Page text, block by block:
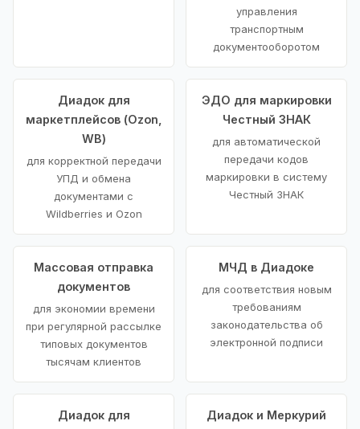
управления
транспортным
документооборотом
Диадок для
маркетплейсов (Ozon,
WB)
для корректной передачи
УПД и обмена
документами с
Wildberries и Ozon
ЭДО для маркировки
Честный ЗНАК
для автоматической
передачи кодов
маркировки в систему
Честный ЗНАК
Массовая отправка
документов
для экономии времени
при регулярной рассылке
типовых документов
тысячам клиентов
МЧД в Диадоке
для соответствия новым
требованиям
законодательства об
электронной подписи
Диадок для
Диадок и Меркурий